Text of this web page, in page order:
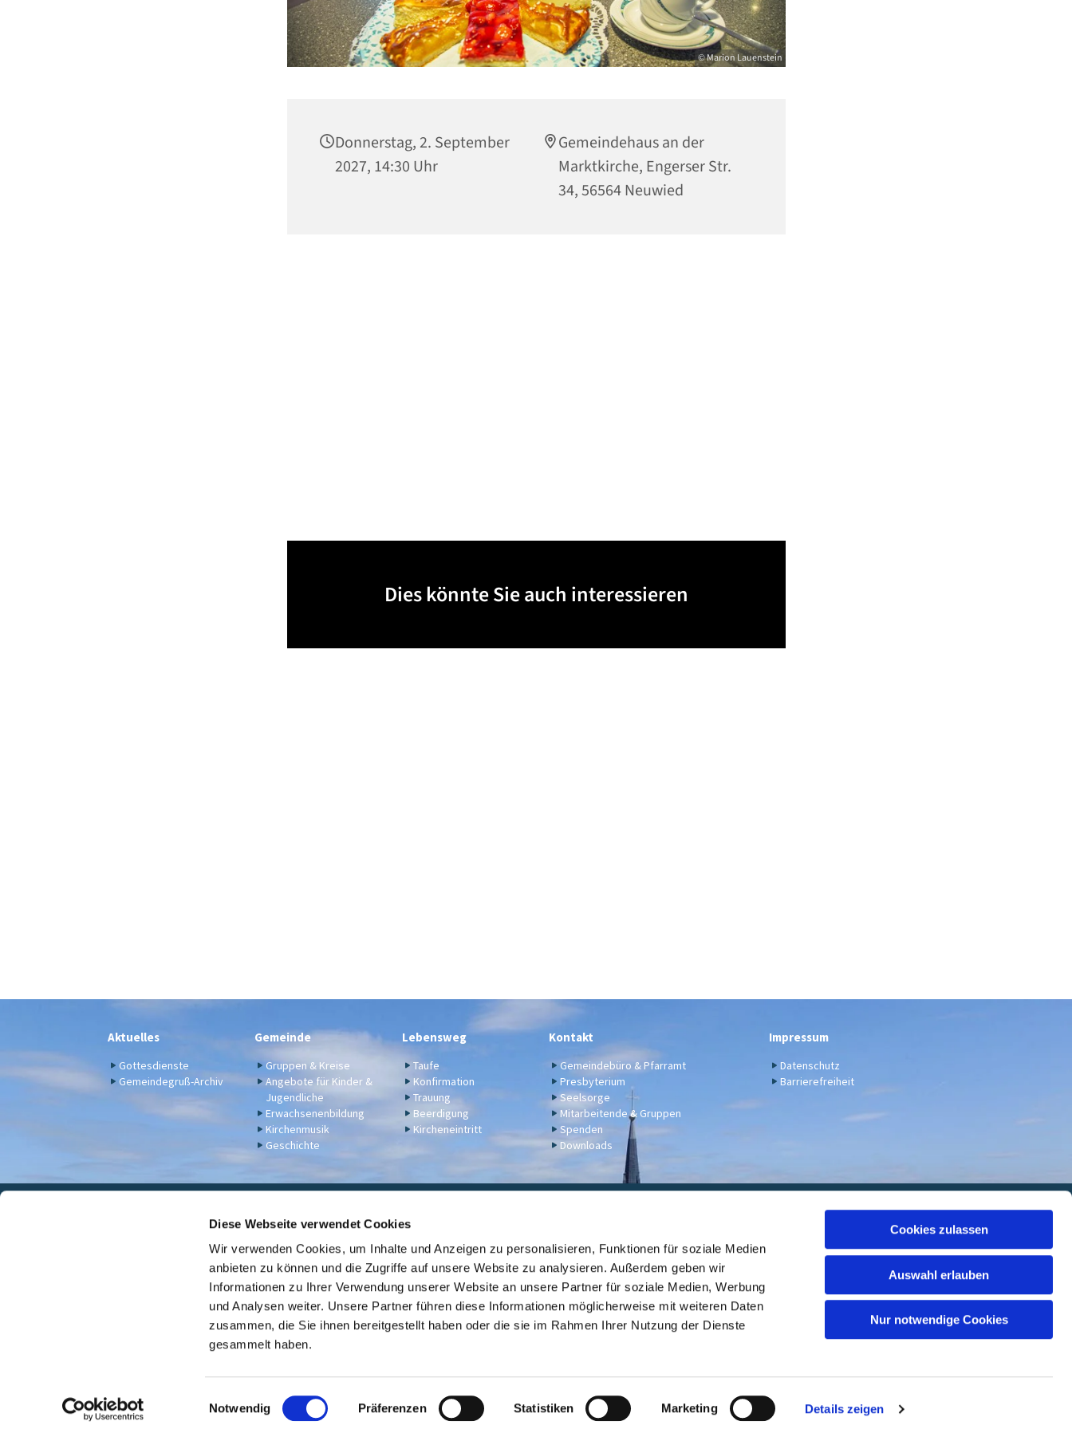
Diese Webseite verwendet Cookies
Wir verwenden Cookies, um Inhalte und Anzeigen zu personalisieren, Funktionen für soziale Medien
anbieten zu können und die Zugriffe auf unsere Website zu analysieren. Außerdem geben wir
Informationen zu Ihrer Verwendung unserer Website an unsere Partner für soziale Medien, Werbung
und Analysen weiter. Unsere Partner führen diese Informationen möglicherweise mit weiteren Daten
zusammen, die Sie ihnen bereitgestellt haben oder die sie im Rahmen Ihrer Nutzung der Dienste
gesammelt haben.
i
Notwendig Präferenzen Statistiken Marketing Details zeigen
Cookies zulassen
Auswahl erlauben
Nur notwendige Cookies
© Marion Lauenstein
Donnerstag, 2. September
2027, 14:30 Uhr
Gemeindehaus an der
Marktkirche, Engerser Str.
34, 56564 Neuwied
Dies könnte Sie auch interessieren
Aktuelles
Gottesdienste
Gemeindegruß-Archiv
Gemeinde
Gruppen & Kreise
Angebote für Kinder &
Jugendliche
Erwachsenenbildung
Kirchenmusik
Geschichte
Lebensweg
Taufe
Konfirmation
Trauung
Beerdigung
Kircheneintritt
Kontakt
Gemeindebüro & Pfarramt
Presbyterium
Seelsorge
Mitarbeitende & Gruppen
Spenden
Downloads
Impressum
Datenschutz
Barrierefreiheit
Für Spenden u. a. - Bankverbindung: KD Bank (Bank für Kirche und Diakonie), IBAN: DE14 3506 0190 6531 7000 05, BIC: GENODED1DKD
Kontaktinformationenev. Kirche Engers
Link zur Übersicht der evangelischen Kirchengemeinden der Stadt Neuwied